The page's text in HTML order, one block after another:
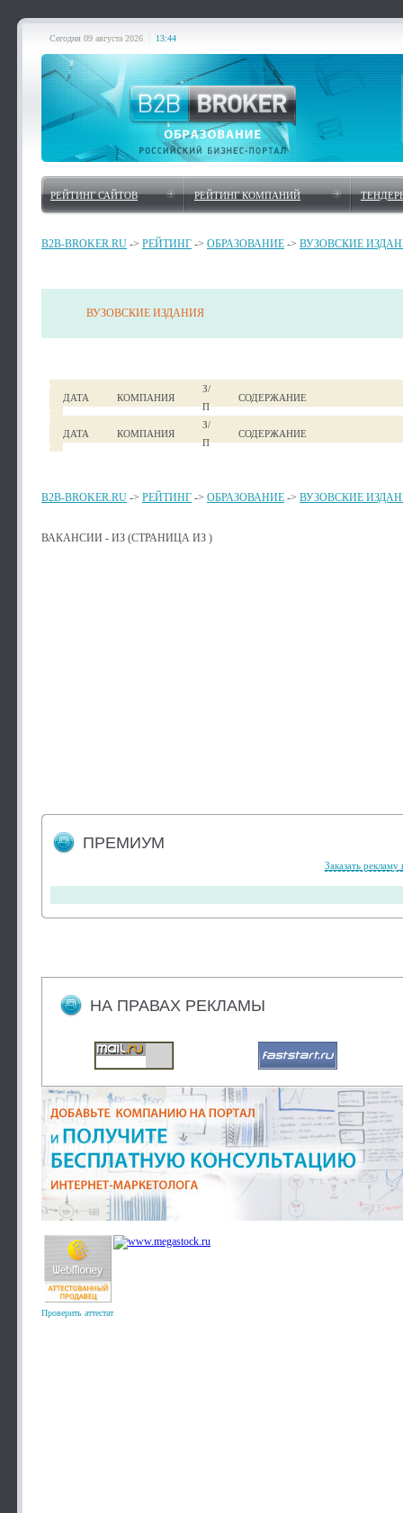
Сегодня 09 августа 2026 13:44
РЕЙТИНГ САЙТОВ РЕЙТИНГ КОМПАНИЙ
B2B-BROKER.RU -> РЕЙТИНГ -> ОБРАЗОВАНИЕ -> ВУЗОВСКИЕ
ВУЗОВСКИЕ ИЗДАНИЯ
ДАТА КОМПАНИЯ
З/
П
СОДЕРЖАНИЕ
ДАТА КОМПАНИЯ
З/
П
СОДЕРЖАНИЕ
B2B-BROKER.RU -> РЕЙТИНГ -> ОБРАЗОВАНИЕ -> ВУЗОВСКИЕ
ВАКАНСИИ - ИЗ (СТРАНИЦА ИЗ )
ПРЕМИУМ
Заказать рекламу
НА ПРАВАХ РЕКЛАМЫ
Проверить аттестат